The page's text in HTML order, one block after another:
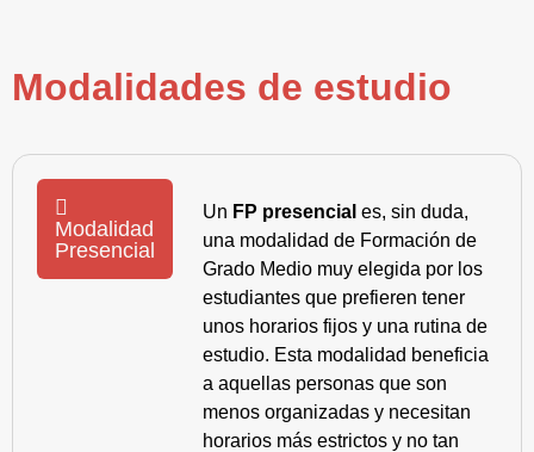
Modalidades de estudio
Modalidad
Presencial
Un FP presencial es, sin duda,
una modalidad de Formación de
Grado Medio muy elegida por los
estudiantes que prefieren tener
unos horarios fijos y una rutina de
estudio. Esta modalidad beneficia
a aquellas personas que son
menos organizadas y necesitan
horarios más estrictos y no tan